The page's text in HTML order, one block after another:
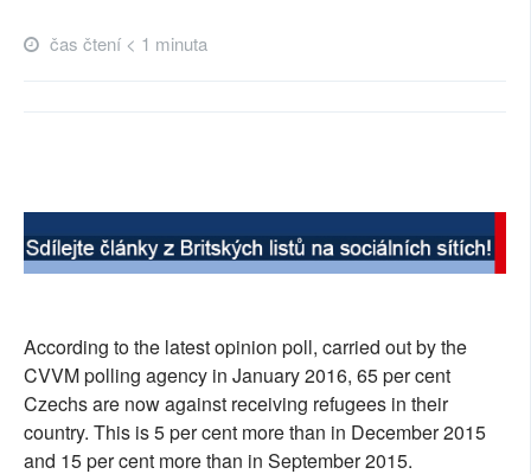
NEJČTENĚJŠÍ ZA 7 DNÍ
RUBRIKY
čas čtení < 1 minuta
According to the latest opinion poll, carried out by the
CVVM polling agency in January 2016, 65 per cent
Czechs are now against receiving refugees in their
country. This is 5 per cent more than in December 2015
and 15 per cent more than in September 2015.